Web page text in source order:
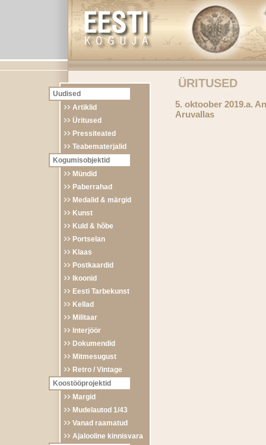
Uudised
Artiklid
Üritused
Pressiteated
Teabematerjalid
Kogumisobjektid
Mündid
Paberrahad
Medalid & märgid
Kunst
Kuld & hõbe
Portselan
Klaas
Postkaardid
Ikoonid
Eesti Tarbekunst
Kellad
Militaar
Interjöör
Dokumendid
Mitmesugust
Retro / Vintage
Koostööprojektid
Margid
Mudelautod 1/43
Vanad raamatud
Ajalooline kinnisvara
ÜRITUSED
5. oktoober 2019.a.
Aruvallas